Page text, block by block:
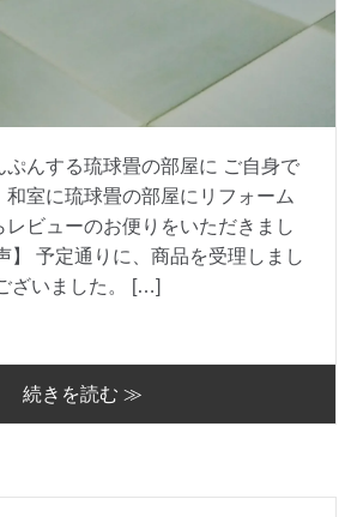
ぷんする琉球畳の部屋に ご自身で
室に琉球畳の部屋にリフォーム
レビューのお便りをいただきまし
】 予定通りに、商品を受理しまし
ざいました。 […]
続きを読む ≫